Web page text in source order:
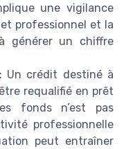
une vigilance
professionnel et la
générer un chiffre
: Un crédit destiné à
requalifié en prêt
fonds n’est pas
professionnelle
peut entraîner